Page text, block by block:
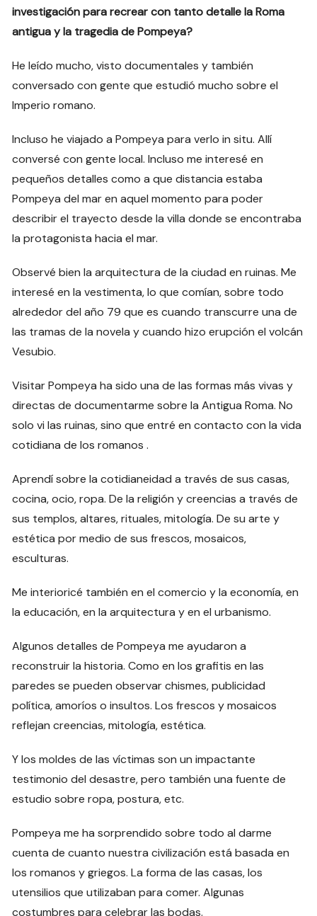
investigación para recrear con tanto detalle la Roma
antigua y la tragedia de Pompeya?
He leído mucho, visto documentales y también
conversado con gente que estudió mucho sobre el
Imperio romano.
Incluso he viajado a Pompeya para verlo in situ. Allí
conversé con gente local. Incluso me interesé en
pequeños detalles como a que distancia estaba
Pompeya del mar en aquel momento para poder
describir el trayecto desde la villa donde se encontraba
la protagonista hacia el mar.
Observé bien la arquitectura de la ciudad en ruinas. Me
interesé en la vestimenta, lo que comían, sobre todo
alrededor del año 79 que es cuando transcurre una de
las tramas de la novela y cuando hizo erupción el volcán
Vesubio.
Visitar Pompeya ha sido una de las formas más vivas y
directas de documentarme sobre la Antigua Roma. No
solo vi las ruinas, sino que entré en contacto con la vida
cotidiana de los romanos .
Aprendí sobre la cotidianeidad a través de sus casas,
cocina, ocio, ropa. De la religión y creencias a través de
sus templos, altares, rituales, mitología. De su arte y
estética por medio de sus frescos, mosaicos,
esculturas.
Me interioricé también en el comercio y la economía, en
la educación, en la arquitectura y en el urbanismo.
Algunos detalles de Pompeya me ayudaron a
reconstruir la historia. Como en los grafitis en las
paredes se pueden observar chismes, publicidad
política, amoríos o insultos. Los frescos y mosaicos
reflejan creencias, mitología, estética.
Y los moldes de las víctimas son un impactante
testimonio del desastre, pero también una fuente de
estudio sobre ropa, postura, etc.
Pompeya me ha sorprendido sobre todo al darme
cuenta de cuanto nuestra civilización está basada en
los romanos y griegos. La forma de las casas, los
utensilios que utilizaban para comer. Algunas
costumbres para celebrar las bodas.